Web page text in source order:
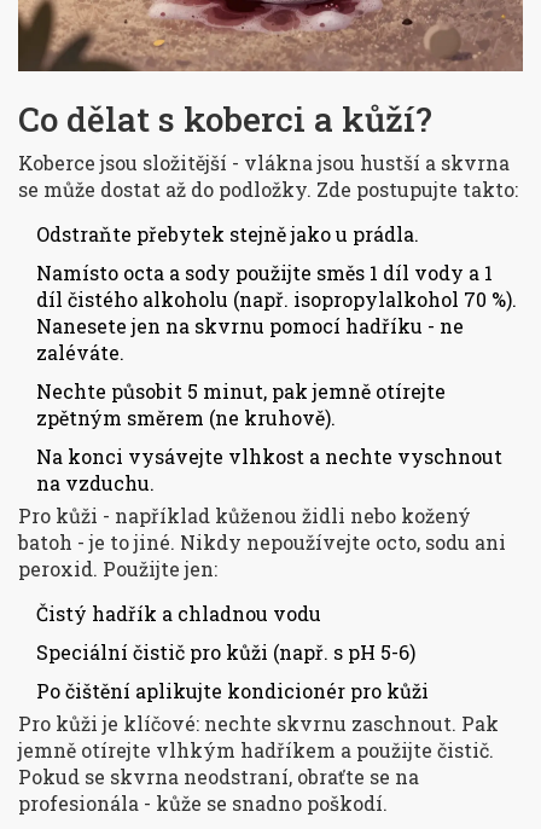
Co dělat s koberci a kůží?
Koberce jsou složitější - vlákna jsou hustší a skvrna
se může dostat až do podložky. Zde postupujte takto:
Odstraňte přebytek stejně jako u prádla.
Namísto octa a sody použijte směs 1 díl vody a 1
díl čistého alkoholu (např. isopropylalkohol 70 %).
Nanesete jen na skvrnu pomocí hadříku - ne
zaléváte.
Nechte působit 5 minut, pak jemně otírejte
zpětným směrem (ne kruhově).
Na konci vysávejte vlhkost a nechte vyschnout
na vzduchu.
Pro kůži - například kůženou židli nebo kožený
batoh - je to jiné. Nikdy nepoužívejte octo, sodu ani
peroxid. Použijte jen:
Čistý hadřík a chladnou vodu
Speciální čistič pro kůži (např. s pH 5-6)
Po čištění aplikujte kondicionér pro kůži
Pro kůži je klíčové: nechte skvrnu zaschnout. Pak
jemně otírejte vlhkým hadříkem a použijte čistič.
Pokud se skvrna neodstraní, obraťte se na
profesionála - kůže se snadno poškodí.